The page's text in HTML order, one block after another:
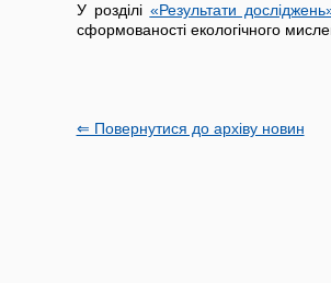
У розділі «Результати
сформованості екологічного
⇐ Повернутися до архіву новин